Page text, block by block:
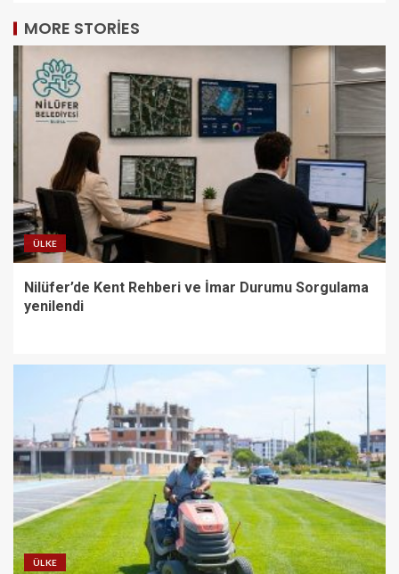
MORE STORIES
ÜLKE
Nilüfer’de Kent Rehberi ve İmar Durumu Sorgulama
yenilendi
ÜLKE